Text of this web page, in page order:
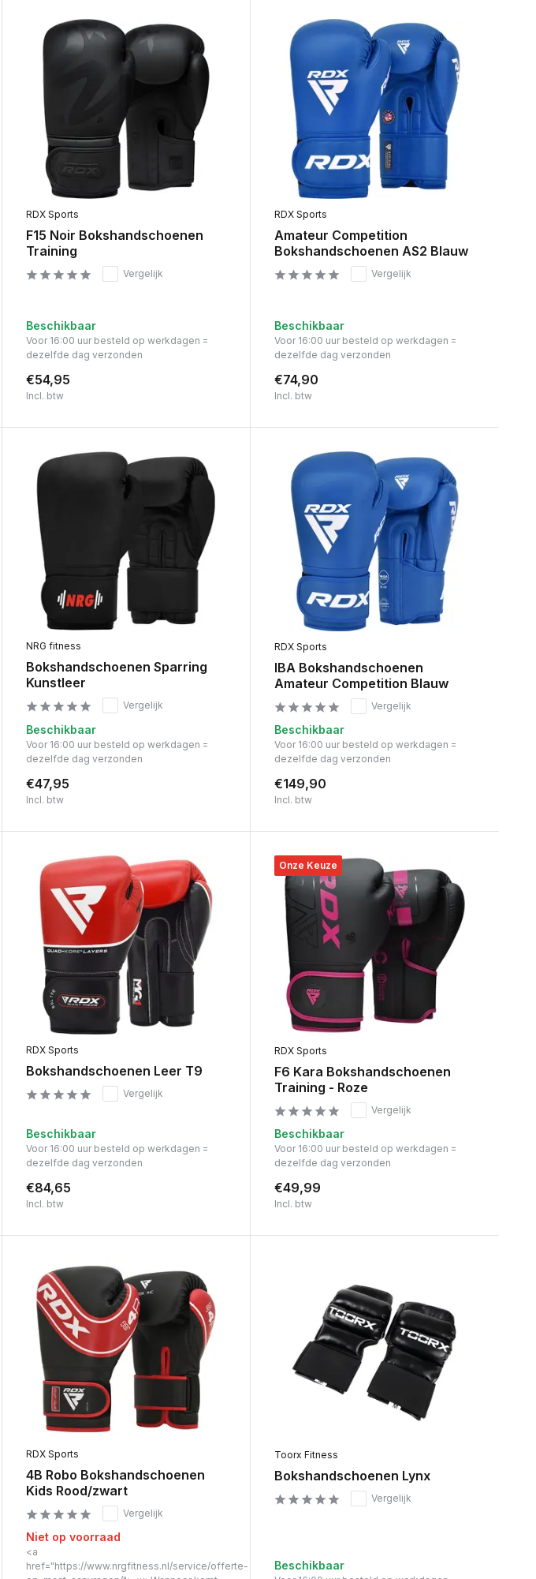
RDX Sports
F15 Noir Bokshandschoenen
Training
Vergelijk
Beschikbaar
Voor 16:00 uur besteld op werkdagen =
dezelfde dag verzonden
€54,95
Incl. btw
RDX Sports
Amateur Competition
Bokshandschoenen AS2 Blauw
Vergelijk
Beschikbaar
Voor 16:00 uur besteld op werkdagen =
dezelfde dag verzonden
€74,90
Incl. btw
NRG fitness
Bokshandschoenen Sparring
Kunstleer
Vergelijk
Beschikbaar
Voor 16:00 uur besteld op werkdagen =
dezelfde dag verzonden
€47,95
Incl. btw
RDX Sports
IBA Bokshandschoenen
Amateur Competition Blauw
Vergelijk
Beschikbaar
Voor 16:00 uur besteld op werkdagen =
dezelfde dag verzonden
€149,90
Incl. btw
RDX Sports
Bokshandschoenen Leer T9
Vergelijk
Beschikbaar
Voor 16:00 uur besteld op werkdagen =
dezelfde dag verzonden
€84,65
Incl. btw
Onze Keuze
RDX Sports
F6 Kara Bokshandschoenen
Training - Roze
Vergelijk
Beschikbaar
Voor 16:00 uur besteld op werkdagen =
dezelfde dag verzonden
€49,99
Incl. btw
RDX Sports
4B Robo Bokshandschoenen
Kids Rood/zwart
Vergelijk
Niet op voorraad
<a
href="https://www.nrgfitness.nl/service/offerte-
Toorx Fitness
Bokshandschoenen Lynx
Vergelijk
Beschikbaar